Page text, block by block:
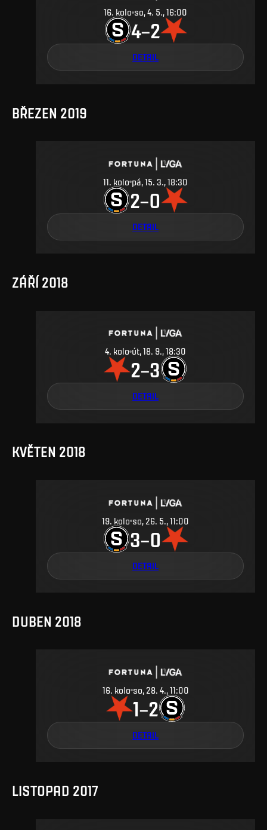
16. kolo so, 4. 5., 16:00
4–2
DETAIL
BŘEZEN 2019
11. kolo pá, 15. 3., 18:30
2–0
DETAIL
ZÁŘÍ 2018
4. kolo út, 18. 9., 18:30
2–3
DETAIL
KVĚTEN 2018
19 kolo so, 26. 5., 11:00
3–0
DETAIL
DUBEN 2018
16. kolo so, 28. 4., 11:00
1–2
DETAIL
LISTOPAD 2017